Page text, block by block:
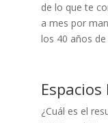
de lo que te
a mes por
los 40 años
¿Cuál es el